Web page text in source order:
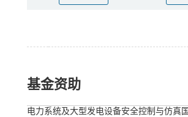
基金资助
电力系统及大型发电设备安全控制与仿真